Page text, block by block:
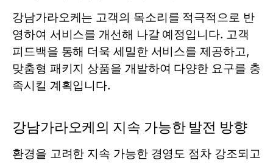
강남가라오케는 고객의 목소리를 적극적으로 반
영하여 서비스를 개선해 나갈 예정입니다. 고객
피드백을 통해 더욱 세밀한 서비스를 제공하고,
맞춤형 패키지 상품을 개발하여 다양한 요구를 충
족시킬 계획입니다.
강남가라오케의 지속 가능한 발전 방향
환경을 고려한 지속 가능한 경영도 점차 강조되고